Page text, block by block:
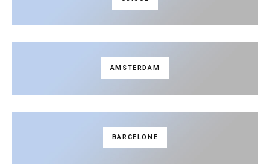
AMSTERDAM
BARCELONE